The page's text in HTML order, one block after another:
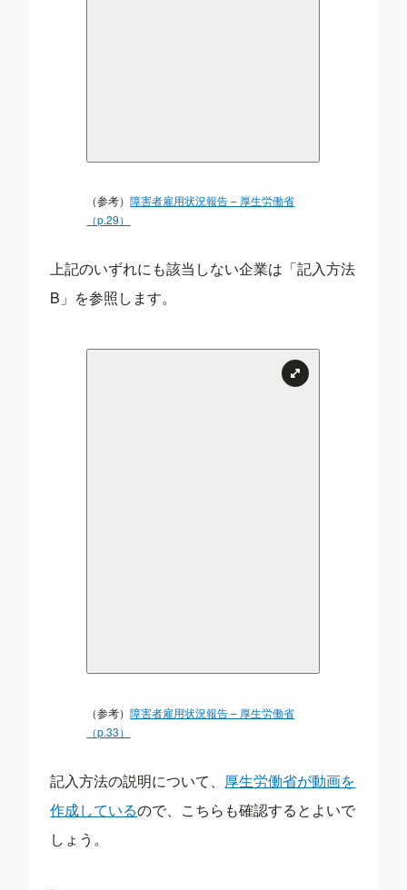
（参考）障害者雇用状況報告 – 厚生労働省
（p.29）
上記のいずれにも該当しない企業は「記入方法
B」を参照します。
（参考）障害者雇用状況報告 – 厚生労働省
（p.33）
記入方法の説明について、 厚生労働省が動画を
作成しているので、こちらも確認するとよいで
しょう。